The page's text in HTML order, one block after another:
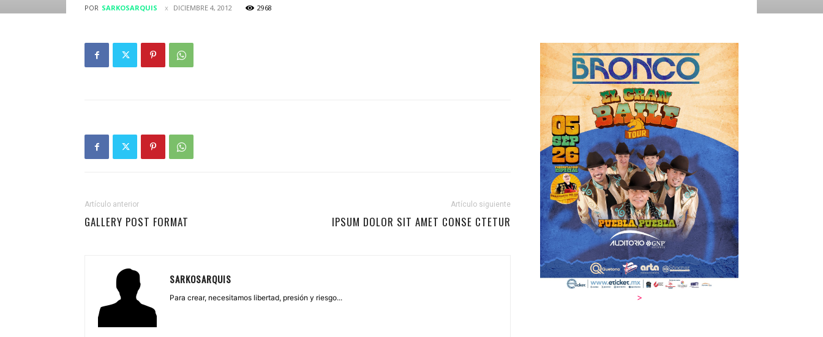
POR SARKOSARQUIS DICIEMBRE 4, 2012 2968
Artículo anterior
GALLERY POST FORMAT
Artículo siguiente
IPSUM DOLOR SIT AMET CONSE CTETUR
SARKOSARQUIS
Para crear, necesitamos libertad, presión y riesgo... >